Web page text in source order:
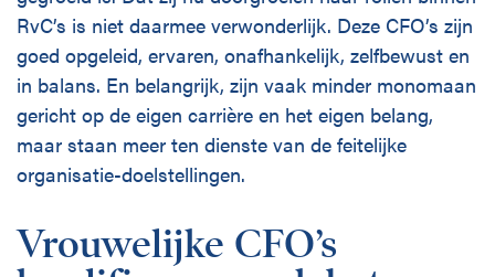
RvC’s is niet daarmee verwonderlijk. Deze CFO’s zijn
goed opgeleid, ervaren, onafhankelijk, zelfbewust en
in balans. En belangrijk, zijn vaak minder monomaan
gericht op de eigen carrière en het eigen belang,
maar staan meer ten dienste van de feitelijke
organisatie-doelstellingen.
Vrouwelijke CFO’s